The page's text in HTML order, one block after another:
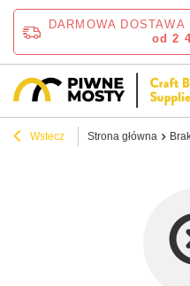
DARMOWA
od 2
Wstecz Strona główna